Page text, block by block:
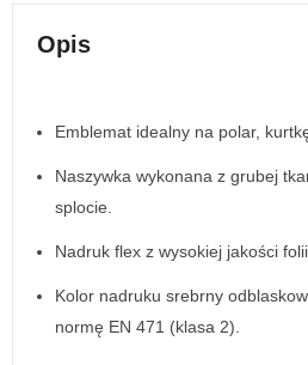
Opis
Emblemat idealny na polar,
Naszywka wykonana z grubej
splocie.
Nadruk flex z wysokiej jakości
Kolor nadruku srebrny
normę EN 471 (klasa 2).